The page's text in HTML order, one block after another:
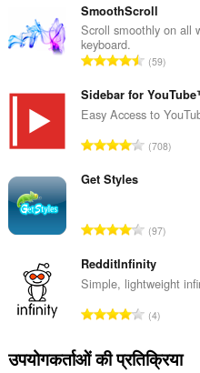
ग
की
ल
ख्या
:
SmoothScroll
Scroll smoothly on all
keyboard.
रे
ग
की
ल
59
Sidebar for
Easy Access to
रे
ल
ख्या
:
708
Get Styles
रे
ग
की
ल
ख्या
97
RedditInfinity
Simple, lightweight
रे
ग
की
4
उपयोगकर्ताओं की प्रतिक्रिया